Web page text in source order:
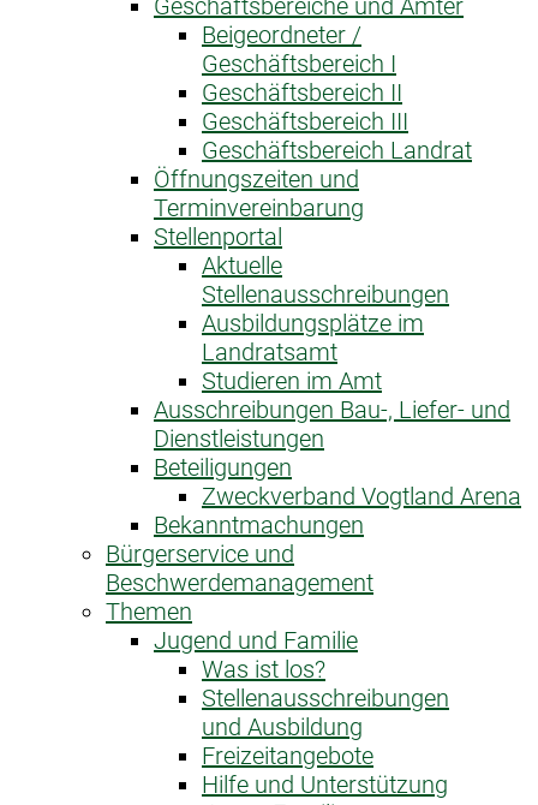
Geschäftsbereiche und Ämter
Beigeordneter /
Geschäftsbereich I
Geschäftsbereich II
Geschäftsbereich III
Geschäftsbereich Landrat
Öffnungszeiten und
Terminvereinbarung
Stellenportal
Aktuelle
Stellenausschreibungen
Ausbildungsplätze im
Landratsamt
Studieren im Amt
Ausschreibungen Bau-, Liefer- und
Dienstleistungen
Beteiligungen
Zweckverband Vogtland Arena
Bekanntmachungen
Bürgerservice und
Beschwerdemanagement
Themen
Jugend und Familie
Was ist los?
Stellenausschreibungen
und Ausbildung
Freizeitangebote
Hilfe und Unterstützung